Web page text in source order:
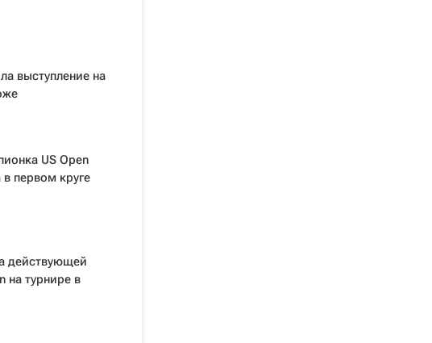
выступление на
US Open
в первом круге
действующей
на турнире в